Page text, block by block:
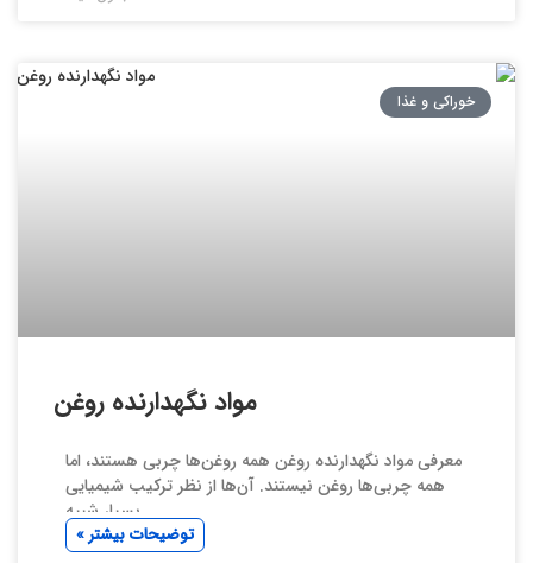
خوراکی و غذا
مواد نگهدارنده روغن
معرفی مواد نگهدارنده روغن همه روغن‌ها چربی هستند، اما
همه چربی‌ها روغن نیستند. آن‌ها از نظر ترکیب شیمیایی
بسیار شبیه
توضیحات بیشتر »